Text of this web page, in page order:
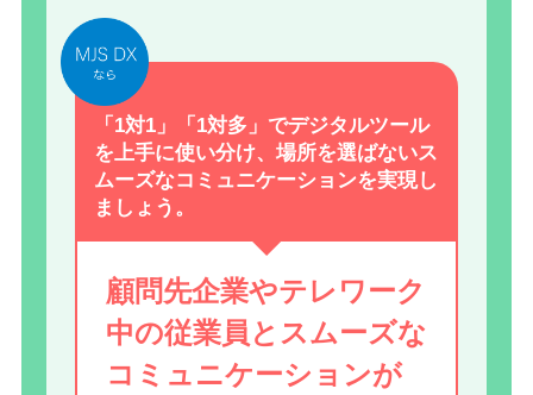
「1対1」「1対多」でデジタルツール
を上手に使い分け、場所を選ばないス
ムーズなコミュニケーションを実現し
ましょう。
顧問先企業やテレワーク
中の従業員とスムーズな
コミュニケーションが